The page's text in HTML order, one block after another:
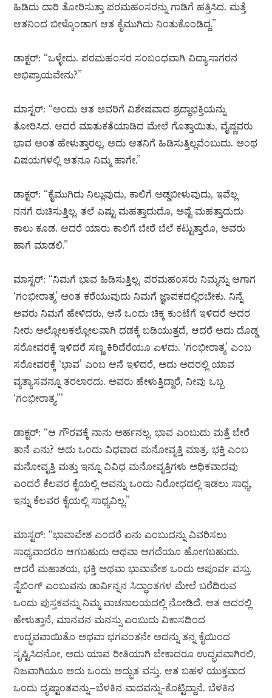
ಹಿಡಿದು ದಾರಿ ತೋರಿಸುತ್ತಾ ಪರಮಹಂಸರನ್ನು ಗಾಡಿಗೆ ಹತ್ತಿಸಿದ. ಮತ್ತೆ
ಆತನಿಂದ ಬೀಳ್ಕೊಂಡಾಗ ಆತ ಕೈಮುಗಿದು ನಿಂತುಕೊಂಡಿದ್ದ.”
ಡಾಕ್ಟರ್: “ಒಳ್ಳೇದು. ಪರಮಹಂಸರ ಸಂಬಂಧವಾಗಿ ವಿದ್ಯಾಸಾಗರನ
ಅಭಿಪ್ರಾಯವೇನು?”
ಮಾಸ್ಟರ್: “ಅಂದು ಆತ ಅವರಿಗೆ ವಿಶೇಷವಾದ ಶ್ರದ್ಧಾಭಕ್ತಿಯನ್ನು
ತೋರಿಸಿದ. ಆದರೆ ಮಾತುಕತೆಯಾಡಿದ ಮೇಲೆ ಗೊತ್ತಾಯಿತು, ವೈಷ್ಣವರು
ಭಾವ ಅಂತ ಹೇಳುತ್ತಾರಲ್ಲ, ಅದು ಆತನಿಗೆ ಹಿಡಿಸುತ್ತಿಲ್ಲವೆಂಬುದು. ಅಂಥ
ವಿಷಯಗಳಲ್ಲಿ ಆತನೂ ನಿಮ್ಮ ಹಾಗೇ.”
ಡಾಕ್ಟರ್: “ಕೈಮುಗಿದು ನಿಲ್ಲುವುದು, ಕಾಲಿಗೆ ಅಡ್ಡಬೀಳುವುದು, ಇವೆಲ್ಲ
ನನಗೆ ರುಚಿಸುತ್ತಿಲ್ಲ. ತಲೆ ಎಷ್ಟು ಮಹತ್ತಾದುದೊ, ಅಷ್ಟೆ ಮಹತ್ತಾದುದು
ಕಾಲು ಕೂಡ. ಆದರೆ ಯಾರು ಕಾಲಿಗೆ ಬೇರೆ ಬೆಲೆ ಕಟ್ಟುತ್ತಾರೊ, ಅವರು
ಹಾಗೆ ಮಾಡಲಿ.”
ಮಾಸ್ಟರ್: “ನಿಮಗೆ ಭಾವ ಹಿಡಿಸುತ್ತಿಲ್ಲ. ಪರಮಹಂಸರು ನಿಮ್ಮನ್ನು ಆಗಾಗ
‘ಗಂಭೀರಾತ್ಮ’ ಅಂತ ಕರೆಯುವುದು ನಿಮಗೆ ಜ್ಞಾಪಕದಲ್ಲಿರಬೇಕು. ನಿನ್ನೆ
ಅವರು ನಿಮಗೆ ಹೇಳಿದರು, ಆನೆ ಒಂದು ಚಿಕ್ಕ ಕುಂಟೆಗೆ ಇಳಿದರೆ ಅದರ
ನೀರು ಅಲ್ಲೋಲಕಲ್ಲೋಲವಾಗಿ ದಡಕ್ಕೆ ಬಡಿಯುತ್ತದೆ, ಆದರೆ ಅದು ದೊಡ್ಡ
ಸರೋವರಕ್ಕೆ ಇಳಿದರೆ ಸಣ್ಣ ಕಿರಿದೆರೆಯೂ ಏಳದು. ‘ಗಂಭೀರಾತ್ಮ’ ಎಂಬ
ಸರೋವರಕ್ಕೆ ‘ಭಾವ’ ಎಂಬ ಆನೆ ಇಳಿದರೆ, ಅದು ಅದರಲ್ಲಿ ಯಾವ
ವ್ಯತ್ಯಾಸವನ್ನೂ ತರಲಾರದು. ಅವರು ಹೇಳುತ್ತಿದ್ದಾರೆ, ನೀವು ಒಬ್ಬ
‘ಗಂಭೀರಾತ್ಮ.”’
ಡಾಕ್ಟರ್: “ಆ ಗೌರವಕ್ಕೆ ನಾನು ಅರ್ಹನಲ್ಲ. ಭಾವ ಎಂಬುದು ಮತ್ತೆ ಬೇರೆ
ತಾನೆ ಏನು? ಅದು ಒಂದು ವಿಧವಾದ ಮನೋವೃತ್ತಿ ಮಾತ್ರ. ಭಕ್ತಿ ಎಂಬ
ಮನೋವೃತ್ತಿ ಮತ್ತು ಇನ್ನೂ ವಿವಿಧ ಮನೋವೃತ್ತಿಗಳು ಅಧಿಕವಾದವು
ಎಂದರೆ ಕೆಲವರ ಕೈಯಲ್ಲಿ ಅವನ್ನು ಒಂದು ನಿರೋಧದಲ್ಲಿ ಇಡಲು ಸಾಧ್ಯ,
ಇನ್ನು ಕೆಲವರ ಕೈಯಲ್ಲಿ ಸಾಧ್ಯವಿಲ್ಲ.”
ಮಾಸ್ಟರ್: “ಭಾವಾವೇಶ ಎಂದರೆ ಏನು ಎಂಬುದನ್ನು ವಿವರಿಸಲು
ಸಾಧ್ಯವಾದರೂ ಆಗಬಹುದು ಅಥವಾ ಆಗದೆಯೂ ಹೋಗಬಹುದು.
ಆದರೆ ಮಹಾಶಯ, ಭಕ್ತಿ ಅಥವಾ ಭಾವಾವೇಶ ಒಂದು ಅಪೂರ್ವ ವಸ್ತು.
ಸ್ಟೆಬಿಂಗ್ ಎಂಬುವನು ಡಾರ್ವಿನ್ನನ ಸಿದ್ಧಾಂತಗಳ ಮೇಲೆ ಬರೆದಿರುವ
ಒಂದು ಪುಸ್ತಕವನ್ನು ನಿಮ್ಮ ವಾಚನಾಲಯದಲ್ಲಿ ನೋಡಿದೆ. ಆತ ಅದರಲ್ಲಿ
ಹೇಳುತ್ತಾನೆ, ಮಾನವನ ಮನಸ್ಸು ಎಂಬುದು ವಿಕಾಸದಿಂದ
ಉದ್ಭವವಾಯಿತೊ ಅಥವಾ ಭಗವಂತನೇ ಅದನ್ನು ತನ್ನ ಕೈಯಿಂದ
ಸೃಷ್ಟಿಸಿದನೋ, ಅದು ಯಾವ ರೀತಿಯಾಗಿ ಬೇಕಾದರೂ ಉದ್ಭವವಾಗಿರಲಿ,
ನಿಜವಾಗಿಯೂ ಅದು ಒಂದು ಅದ್ಭುತ ವಸ್ತು. ಆತ ಬಹಳ ಯುಕ್ತವಾದ
ಒಂದು ದೃಷ್ಟಾಂತವನ್ನು–ಬೆಳಕಿನ ವಾದವನ್ನು-ಕೊಟ್ಟಿದ್ದಾನೆ. ಬೆಳಕಿನ